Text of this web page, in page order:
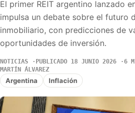
El primer REIT argentino lanzado
impulsa un debate sobre el futuro
inmobiliario, con predicciones de
oportunidades de inversión.
NOTICIAS PUBLICADO 18 JUNIO 2026
6
MARTÍN ÁLVAREZ
Argentina Inflación